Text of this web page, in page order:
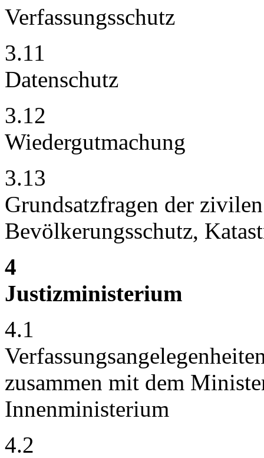
Verfassungsschutz
3.11
Datenschutz
3.12
Wiedergutmachung
3.13
Grundsatzfragen der
Bevölkerungsschutz,
4
Justizministerium
4.1
zusammen mit dem
Innenministerium
4.2